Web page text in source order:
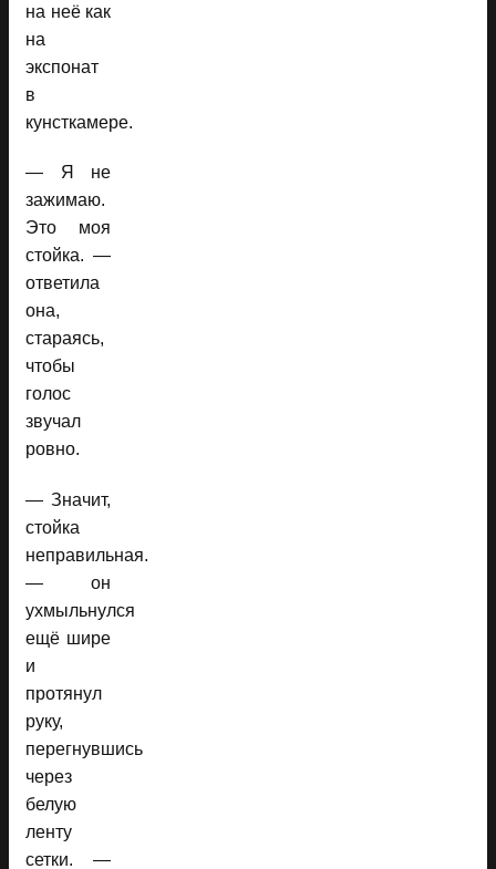
на неё как
на
экспонат
в
кунсткамере.
— Я не
зажимаю.
Это моя
стойка. —
ответила
она,
стараясь,
чтобы
голос
звучал
ровно.
— Значит,
стойка
неправильная.
— он
ухмыльнулся
ещё шире
и
протянул
руку,
перегнувшись
через
белую
ленту
сетки. —